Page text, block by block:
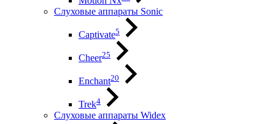
Слуховые аппараты Sonic
Captivate5
Cheer25
Enchant20
Trek4
Слуховые аппараты Widex